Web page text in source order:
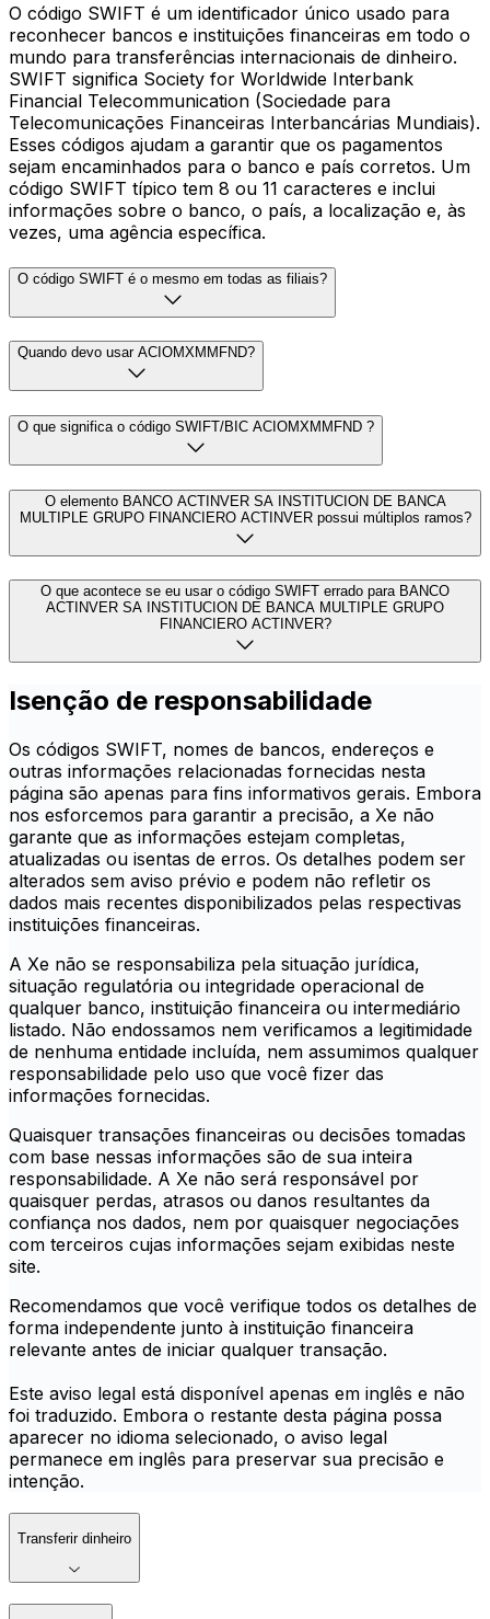
O código SWIFT é um identificador único usado para
reconhecer bancos e instituições financeiras em todo o
mundo para transferências internacionais de dinheiro.
SWIFT significa Society for Worldwide Interbank
Financial Telecommunication (Sociedade para
Telecomunicações Financeiras Interbancárias Mundiais).
Esses códigos ajudam a garantir que os pagamentos
sejam encaminhados para o banco e país corretos. Um
código SWIFT típico tem 8 ou 11 caracteres e inclui
informações sobre o banco, o país, a localização e, às
vezes, uma agência específica.
O código SWIFT é o mesmo em todas as filiais?
Quando devo usar ACIOMXMMFND?
O que significa o código SWIFT/BIC ACIOMXMMFND ?
O elemento BANCO ACTINVER SA INSTITUCION DE BANCA
MULTIPLE GRUPO FINANCIERO ACTINVER possui múltiplos ramos?
O que acontece se eu usar o código SWIFT errado para BANCO
ACTINVER SA INSTITUCION DE BANCA MULTIPLE GRUPO
FINANCIERO ACTINVER?
Isenção de responsabilidade
Os códigos SWIFT, nomes de bancos, endereços e
outras informações relacionadas fornecidas nesta
página são apenas para fins informativos gerais. Embora
nos esforcemos para garantir a precisão, a Xe não
garante que as informações estejam completas,
atualizadas ou isentas de erros. Os detalhes podem ser
alterados sem aviso prévio e podem não refletir os
dados mais recentes disponibilizados pelas respectivas
instituições financeiras.
A Xe não se responsabiliza pela situação jurídica,
situação regulatória ou integridade operacional de
qualquer banco, instituição financeira ou intermediário
listado. Não endossamos nem verificamos a legitimidade
de nenhuma entidade incluída, nem assumimos qualquer
responsabilidade pelo uso que você fizer das
informações fornecidas.
Quaisquer transações financeiras ou decisões tomadas
com base nessas informações são de sua inteira
responsabilidade. A Xe não será responsável por
quaisquer perdas, atrasos ou danos resultantes da
confiança nos dados, nem por quaisquer negociações
com terceiros cujas informações sejam exibidas neste
site.
Recomendamos que você verifique todos os detalhes de
forma independente junto à instituição financeira
relevante antes de iniciar qualquer transação.
Este aviso legal está disponível apenas em inglês e não
foi traduzido. Embora o restante desta página possa
aparecer no idioma selecionado, o aviso legal
permanece em inglês para preservar sua precisão e
intenção.
Transferir dinheiro